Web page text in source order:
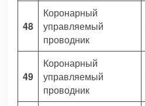
48
Коронарный
управляемый
проводник
49
Коронарный
управляемый
проводник